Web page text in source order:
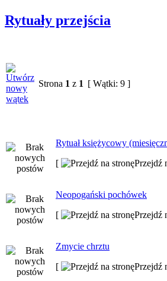
Rytuały przejścia
Strona 1 z 1 [ Wątki: 9 ]
Rytuał księżycowy
[
Przejdź
Neopogański pochówek
[
Przejdź
Zmycie chrztu
[
Przejdź